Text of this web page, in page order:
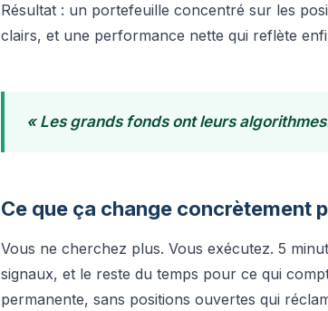
Résultat : un portefeuille concentré sur les
clairs, et une performance nette qui reflète
« Les grands fonds ont leurs
Ce que ça change concrètement
Vous ne cherchez plus. Vous exécutez. 5
signaux, et le reste du temps pour ce qui
permanente, sans positions ouvertes qui